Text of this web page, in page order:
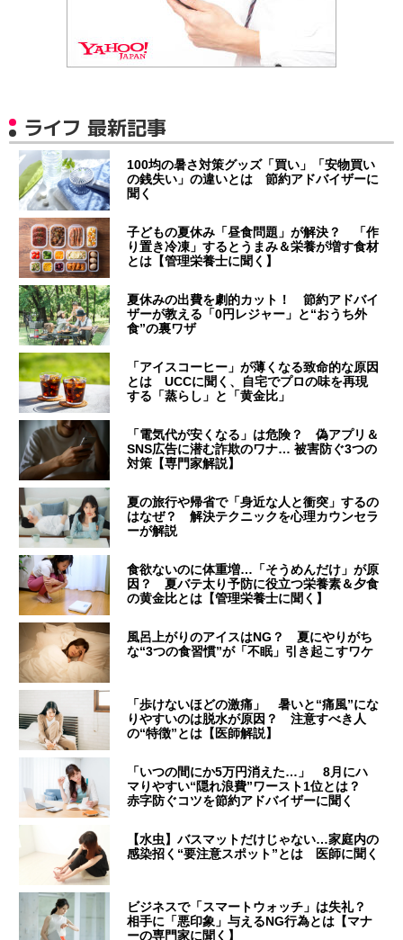
ライフ 最新記事
100均の暑さ対策グッズ「買い」「安物買い
の銭失い」の違いとは 節約アドバイザーに
聞く
子どもの夏休み「昼食問題」が解決？ 「作
り置き冷凍」するとうまみ＆栄養が増す食材
とは【管理栄養士に聞く】
夏休みの出費を劇的カット！ 節約アドバイ
ザーが教える「0円レジャー」と“おうち外
食”の裏ワザ
「アイスコーヒー」が薄くなる致命的な原因
とは UCCに聞く、自宅でプロの味を再現
する「蒸らし」と「黄金比」
「電気代が安くなる」は危険？ 偽アプリ＆
SNS広告に潜む詐欺のワナ… 被害防ぐ3つの
対策【専門家解説】
夏の旅行や帰省で「身近な人と衝突」するの
はなぜ？ 解決テクニックを心理カウンセラ
ーが解説
食欲ないのに体重増…「そうめんだけ」が原
因？ 夏バテ太り予防に役立つ栄養素＆夕食
の黄金比とは【管理栄養士に聞く】
風呂上がりのアイスはNG？ 夏にやりがち
な“3つの食習慣”が「不眠」引き起こすワケ
「歩けないほどの激痛」 暑いと“痛風”にな
りやすいのは脱水が原因？ 注意すべき人
の“特徴”とは【医師解説】
「いつの間にか5万円消えた…」 8月にハ
マりやすい“隠れ浪費”ワースト1位とは？
赤字防ぐコツを節約アドバイザーに聞く
【水虫】バスマットだけじゃない…家庭内の
感染招く“要注意スポット”とは 医師に聞く
ビジネスで「スマートウォッチ」は失礼？
相手に「悪印象」与えるNG行為とは【マナ
ーの専門家に聞く】